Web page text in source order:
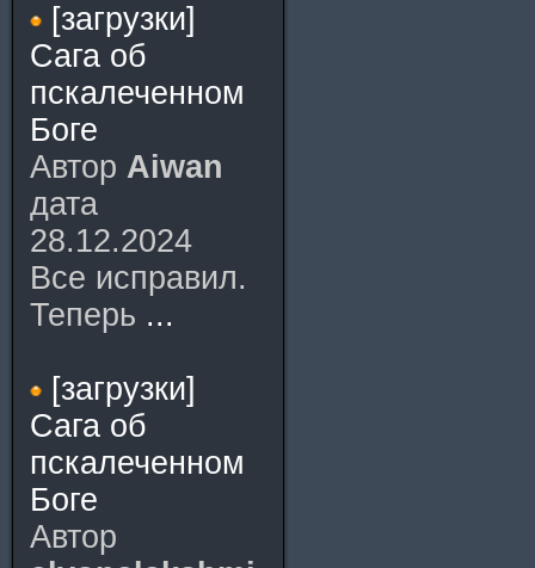
[загрузки]
Сага об
пскалеченном
Боге
Автор Aiwan
дата
28.12.2024
Все исправил.
Теперь ...
[загрузки]
Сага об
пскалеченном
Боге
Автор